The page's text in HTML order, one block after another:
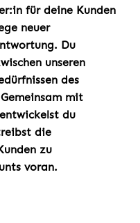
für deine Kunden
neuer
Du
unseren
des
mit
du
die
zu
voran.